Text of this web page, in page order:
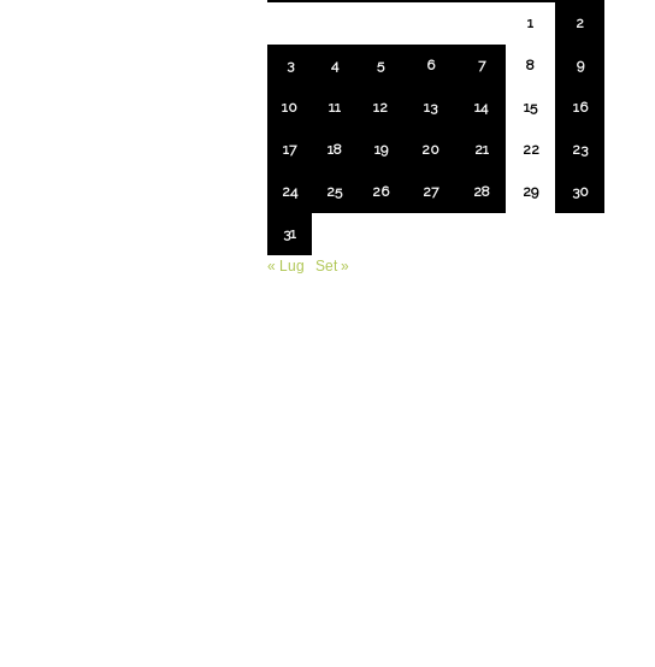
1 2
3 4 5 6 7 8 9
10 11 12 13 14 15 16
17 18 19 20 21 22 23
24 25 26 27 28 29 30
31
« Lug
Set »